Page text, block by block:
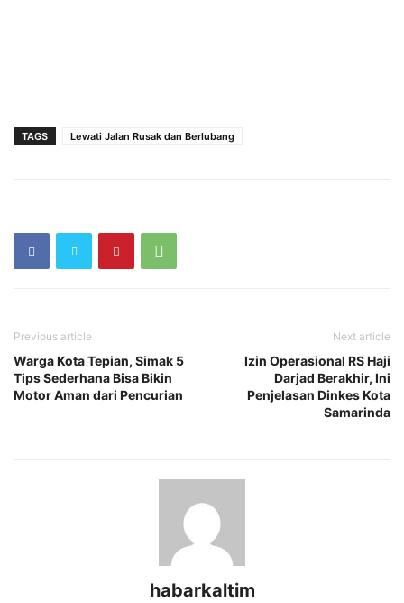
TAGS Lewati Jalan Rusak dan Berlubang
Previous article
Warga Kota Tepian, Simak 5
Tips Sederhana Bisa Bikin
Motor Aman dari Pencurian
Next article
Izin Operasional RS Haji
Darjad Berakhir, Ini
Penjelasan Dinkes Kota
Samarinda
habarkaltim